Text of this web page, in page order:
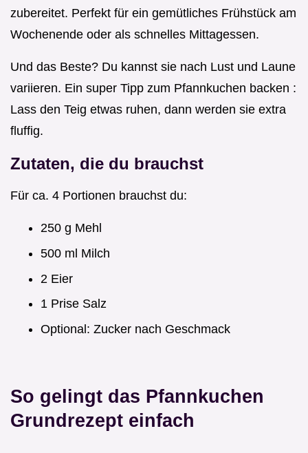
zubereitet. Perfekt für ein gemütliches Frühstück am
Wochenende oder als schnelles Mittagessen.
Und das Beste? Du kannst sie nach Lust und Laune
variieren. Ein super Tipp zum Pfannkuchen backen :
Lass den Teig etwas ruhen, dann werden sie extra
fluffig.
Zutaten, die du brauchst
Für ca. 4 Portionen brauchst du:
250 g Mehl
500 ml Milch
2 Eier
1 Prise Salz
Optional: Zucker nach Geschmack
So gelingt das Pfannkuchen
Grundrezept einfach